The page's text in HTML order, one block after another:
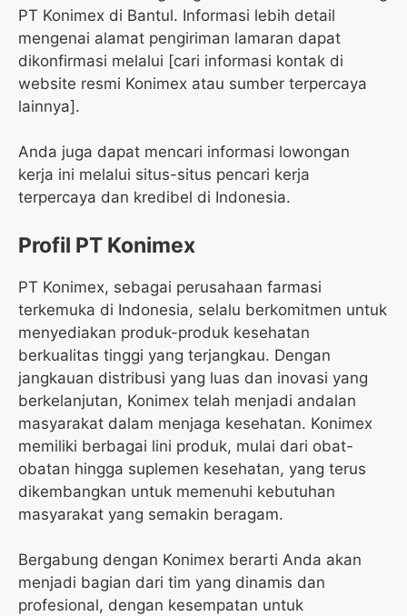
PT Konimex di Bantul. Informasi lebih detail
mengenai alamat pengiriman lamaran dapat
dikonfirmasi melalui [cari informasi kontak di
website resmi Konimex atau sumber terpercaya
lainnya].
Anda juga dapat mencari informasi lowongan
kerja ini melalui situs-situs pencari kerja
terpercaya dan kredibel di Indonesia.
Profil PT Konimex
PT Konimex, sebagai perusahaan farmasi
terkemuka di Indonesia, selalu berkomitmen untuk
menyediakan produk-produk kesehatan
berkualitas tinggi yang terjangkau. Dengan
jangkauan distribusi yang luas dan inovasi yang
berkelanjutan, Konimex telah menjadi andalan
masyarakat dalam menjaga kesehatan. Konimex
memiliki berbagai lini produk, mulai dari obat-
obatan hingga suplemen kesehatan, yang terus
dikembangkan untuk memenuhi kebutuhan
masyarakat yang semakin beragam.
Bergabung dengan Konimex berarti Anda akan
menjadi bagian dari tim yang dinamis dan
profesional, dengan kesempatan untuk